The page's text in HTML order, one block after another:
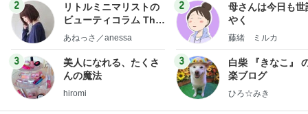
2
リトルミニマリストの
ビューティコラム The
little minimalist's bea
あねっさ／anessa
3
美人になれる、たくさ
んの魔法
hiromi
2
母さんは今日も世
やく
藤緒 ミルカ
3
白柴 『きなこ』
楽ブログ
ひろ☆みき